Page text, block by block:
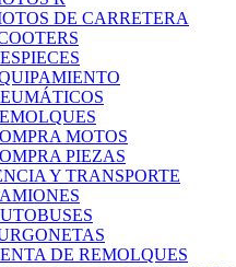
DE CARRETERA
MOTOS
PIEZAS
Y TRANSPORTE
DE REMOLQUES